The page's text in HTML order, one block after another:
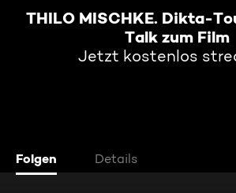
THILO MISCHKE. Dikta-
Talk zum Film
Jetzt kostenlos
Folgen Details